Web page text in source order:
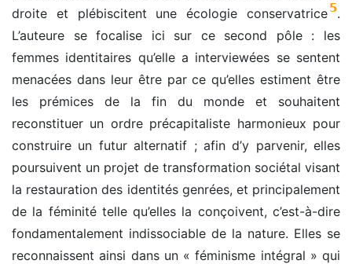
droite et plébiscitent une écologie conservatrice5.
L’auteure se focalise ici sur ce second pôle : les
femmes identitaires qu’elle a interviewées se sentent
menacées dans leur être par ce qu’elles estiment être
les prémices de la fin du monde et souhaitent
reconstituer un ordre précapitaliste harmonieux pour
construire un futur alternatif ; afin d’y parvenir, elles
poursuivent un projet de transformation sociétal visant
la restauration des identités genrées, et principalement
de la féminité telle qu’elles la conçoivent, c’est-à-dire
fondamentalement indissociable de la nature. Elles se
reconnaissent ainsi dans un « féminisme intégral » qui